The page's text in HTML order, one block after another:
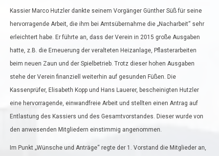
Kassier Marco Hutzler dankte seinem Vorgänger Günther Süß für seine
hervorragende Arbeit, die ihm bei Amtsübernahme die „Nacharbeit“ sehr
erleichtert habe. Er führte an, dass der Verein in 2015 große Ausgaben
hatte, z.B. die Erneuerung der veralteten Heizanlage, Pflasterarbeiten
beim neuen Zaun und der Spielbetrieb. Trotz dieser hohen Ausgaben
stehe der Verein finanziell weiterhin auf gesunden Füßen. Die
Kassenprüfer, Elisabeth Kopp und Hans Lauerer, bescheinigten Hutzler
eine hervorragende, einwandfreie Arbeit und stellten einen Antrag auf
Entlastung des Kassiers und des Gesamtvorstandes. Dieser wurde von
den anwesenden Mitgliedern einstimmig angenommen.
Im Punkt „Wünsche und Anträge“ regte der 1. Vorstand die Mitglieder an,